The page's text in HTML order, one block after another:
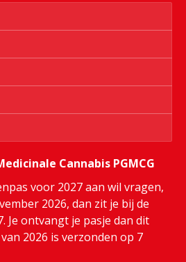
Cannabis PGMCG
voor 2027 aan wil vragen,
2026, dan zit je bij de
Je ontvangt je pasje dan dit
2026 is verzonden op 7